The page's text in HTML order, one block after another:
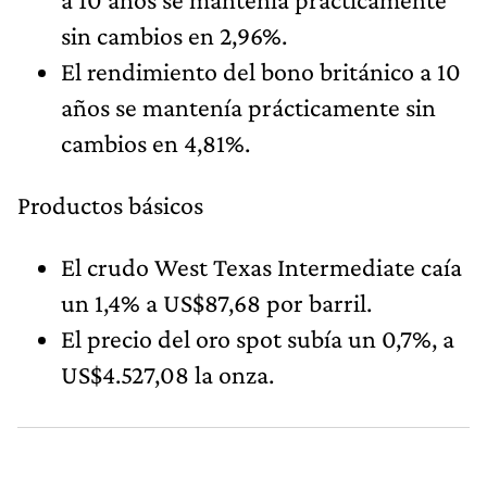
sin cambios en 2,96%.
El rendimiento del bono británico a 10
años se mantenía prácticamente sin
cambios en 4,81%.
Productos básicos
El crudo West Texas Intermediate caía
un 1,4% a US$87,68 por barril.
El precio del oro spot subía un 0,7%, a
US$4.527,08 la onza.